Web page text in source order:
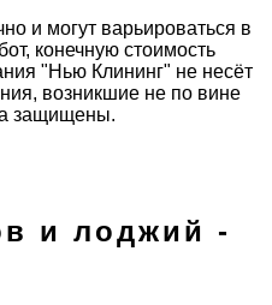
и могут варьироваться в
конечную стоимость
"Нью Клининг" не несёт
возникшие не по вине
защищены.
и лоджий -